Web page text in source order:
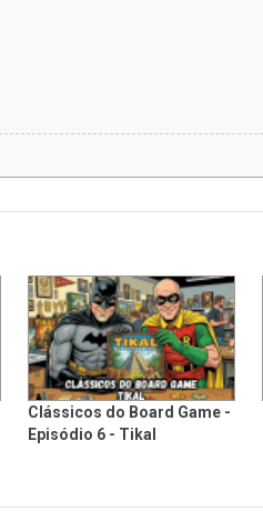
Clássicos do Board Game -
Episódio 6 - Tikal